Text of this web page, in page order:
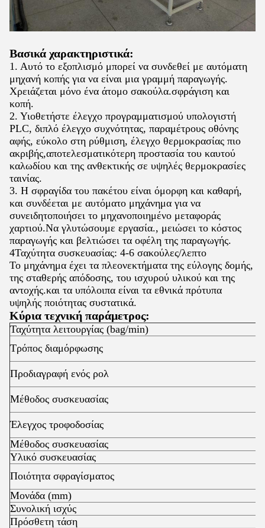
Βασικά χαρακτηριστικά:
1. Αυτό το εξοπλισμό μπορεί να συνδεθεί με αυτόματη
μηχανή κοπής για να είναι μια γραμμή παραγωγής.
Χρειάζεται μόνο ένα άτομο σακούλα.σφράγιση και
κοπή.
2. Υιοθετήστε έλεγχο προγραμματισμού υπολογιστή
PLC, διπλό έλεγχο συχνότητας, παραμέτρους οθόνης
αφής, εύκολο στη ρύθμιση, έλεγχο θερμοκρασίας πιο
ακριβής,αποτελεσματικότερη προστασία του καυτού
καλωδίου και της ανθεκτικής σε υψηλές θερμοκρασίες
ταινίας.
3. Η σφραγίδα του πακέτου είναι όμορφη και καθαρή,
και συνδέεται με αυτόματο μηχάνημα για να
συνειδητοποιήσει το μηχανοποιημένο μεταφοράς
χαρτιού.Να γλυτώσουμε εργασία., μειώσει το κόστος
παραγωγής και βελτιώσει τα οφέλη της παραγωγής.
4Ταχύτητα συσκευασίας: 4-6 σακούλες/λεπτο
Το μηχάνημα έχει τα πλεονεκτήματα της εύλογης δομής,
της σταθερής απόδοσης, του ισχυρού υλικού και της
αντοχής.και τα υπόλοιπα είναι τα εθνικά πρότυπα
υψηλής ποιότητας συστατικά.
Κύρια τεχνική παράμετρος:
Ταχύτητα λειτουργίας (bag/min)
Τρόπος διαμόρφωσης
Προδιαγραφή ενός ρολ
Μέθοδος συσκευασίας
Έλεγχος τροφοδοσίας
Μέθοδος συσκευασίας
Υλικό συσκευασίας
Ποιότητα σφραγίσματος
Μονάδα (mm)
Συνολική ισχύς
Πρόσθετη τάση